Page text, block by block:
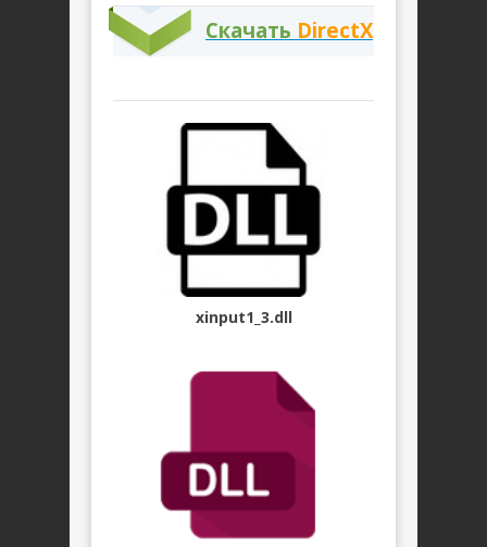
Скачать DirectX
xinput1_3.dll